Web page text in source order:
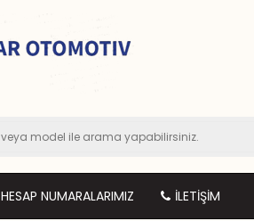
HESAP NUMARALARIMIZ İLETIŞIM